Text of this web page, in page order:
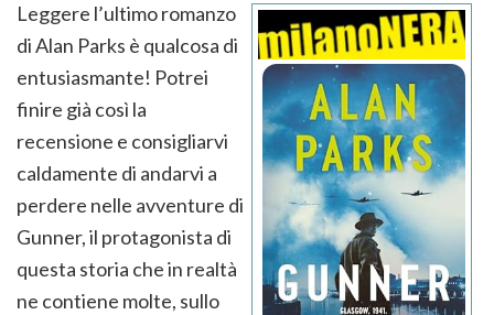
Leggere l’ultimo romanzo
di Alan Parks è qualcosa di
entusiasmante! Potrei
finire già così la
recensione e consigliarvi
caldamente di andarvi a
perdere nelle avventure di
Gunner, il protagonista di
questa storia che in realtà
ne contiene molte, sullo